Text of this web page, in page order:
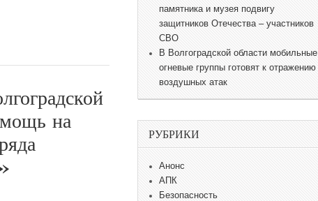
на
памятника и музея подвигу
защитников Отечества – участников
СВО
В Волгоградской области мобильные
огневые группы готовят к отражению
воздушных атак
РУБРИКИ
Анонс
АПК
Безопасность